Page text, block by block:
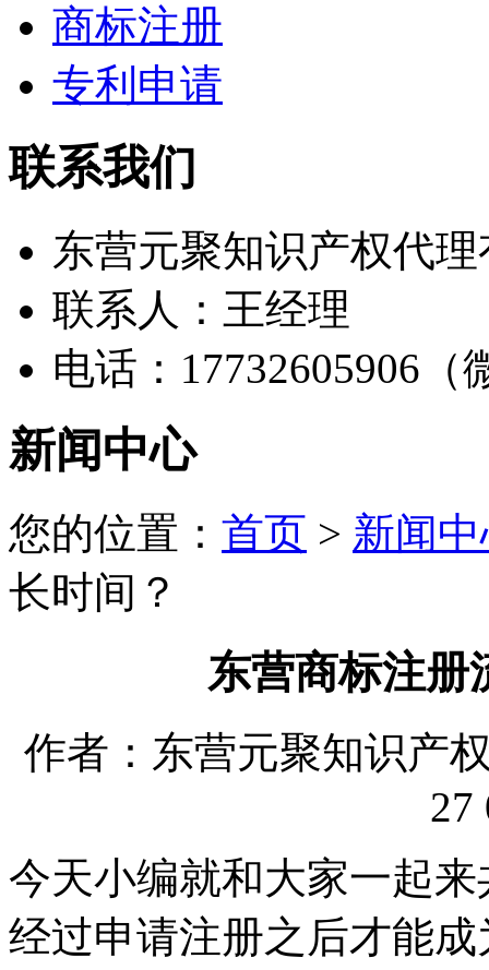
商标注册
专利申请
联系我们
东营元聚知识产权代
联系人：王经理
电话：17732605906（
新闻中心
您的位置： 首页 > 新闻
长时间？
东营商标注册
作者：东营元聚知识产
27
今天小编就和大家一起
经过申请注册之后才能